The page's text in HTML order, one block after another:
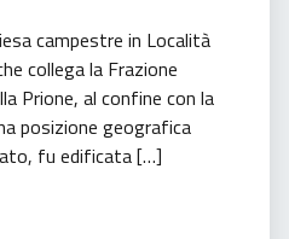
campestre in Località
collega la Frazione
Prione, al confine con la
posizione geografica
fu edificata […]